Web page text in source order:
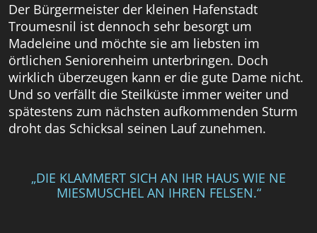
Der Bürgermeister der kleinen Hafenstadt
Troumesnil ist dennoch sehr besorgt um
Madeleine und möchte sie am liebsten im
örtlichen Seniorenheim unterbringen. Doch
wirklich überzeugen kann er die gute Dame nicht.
Und so verfällt die Steilküste immer weiter und
spätestens zum nächsten aufkommenden Sturm
droht das Schicksal seinen Lauf zunehmen.
„DIE KLAMMERT SICH AN IHR HAUS WIE NE
MIESMUSCHEL AN IHREN FELSEN.“